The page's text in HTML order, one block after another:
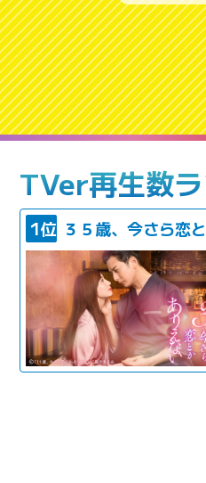
TVer再生数
1位